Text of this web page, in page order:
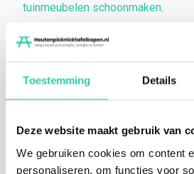
Toestemming Details
Deze website maakt gebruik van
We gebruiken cookies om content
personaliseren, om functies voor
tuinmeubelen schoonmaken.
Robuuste houten
dat wij “vers van de stam zagen”,
beheerde bossen. Het eikenhout
zagerij tot een robuuste eiken
een mooi stukje Hollands
duurzame oplossing die jarenlang